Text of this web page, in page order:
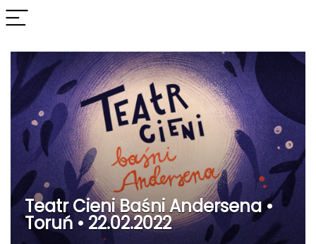
Teatr Cieni Baśni Andersena •
Toruń • 22.02.2022